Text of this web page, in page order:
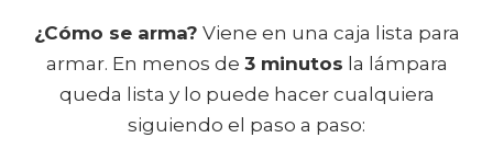
¿Cómo se arma? Viene en una caja lista para
armar. En menos de 3 minutos la lámpara
queda lista y lo puede hacer cualquiera
siguiendo el paso a paso: